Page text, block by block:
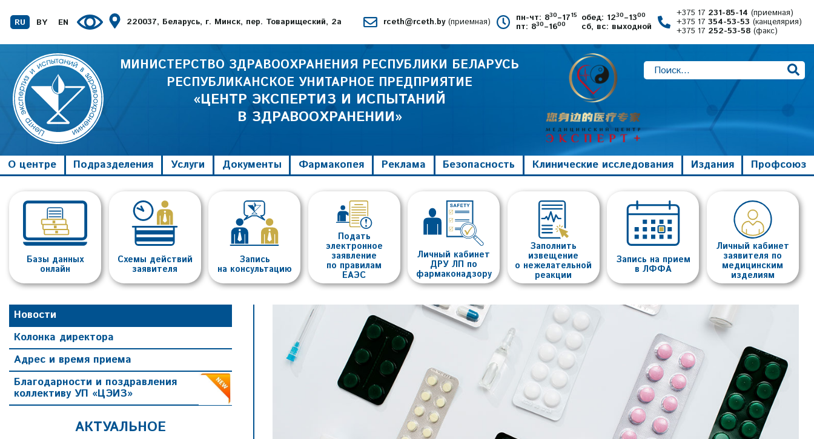
RU BY EN 220037, Беларусь, г. Минск, пер. Товарищеский, 2а rceth@rceth.by (приемная) пн-чт: 830–1715
пт: 830–1600
обед: 1230–1300
сб, вс: выходной
+375 17 231-85-14(приемная)
+375 17354-53-53(канцелярия)
+375 17 252-53-58(факс)
МИНИСТЕРСТВО ЗДРАВООХРАНЕНИЯ РЕСПУБЛИКИ БЕЛАРУСЬ
РЕСПУБЛИКАНСКОЕ УНИТАРНОЕ ПРЕДПРИЯТИЕ
«ЦЕНТР ЭКСПЕРТИЗ И ИСПЫТАНИЙ
В ЗДРАВООХРАНЕНИИ»
О центре Подразделения Услуги Документы Фармакопея Реклама Безопасность Клинические исследования Издания Профсоюз
Базы данных
онлайн
Схемы действий
заявителя
Запись
на консультацию
Подать
электронное
заявление
по правилам
ЕАЭС
Личный кабинет
ДРУ ЛП по
фармаконадзору
Заполнить
извещение
о нежелательной
реакции
Запись на прием
в ЛФФА
Личный кабинет
заявителя по
медицинским
изделиям
Новости
Колонка директора
Адрес и время приема
Благодарности и поздравления
коллективу УП «ЦЭИЗ»
АКТУАЛЬНОЕ